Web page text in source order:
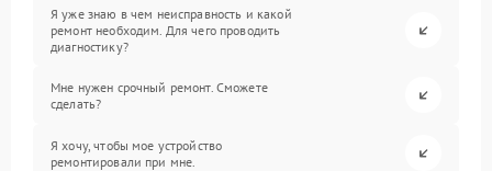
Я уже знаю в чем неисправность и какой
ремонт необходим. Для чего проводить
диагностику?
Мне нужен срочный ремонт. Сможете
сделать?
Я хочу, чтобы мое устройство
ремонтировали при мне.